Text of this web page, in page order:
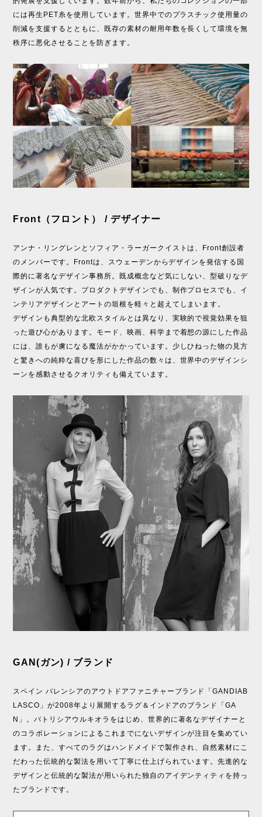
には再生PET糸を使用しています。世界中でのプラスチック使用量の
削減を支援するとともに、既存の素材の耐用年数を長くして環境を無
秩序に悪化させることを防ぎます。
Front（フロント） / デザイナー
アンナ・リングレンとソフィア・ラーガークイストは、Front創設者
のメンバーです。Frontは、スウェーデンからデザインを発信する国
際的に著名なデザイン事務所。既成概念など気にしない、型破りなデ
ザインが人気です。プロダクトデザインでも、制作プロセスでも、イ
ンテリアデザインとアートの垣根を軽々と超えてしまいます。
デザインも典型的な北欧スタイルとは異なり、実験的で視覚効果を狙
った遊び心があります。モード、映画、科学まで着想の源にした作品
には、誰もが虜になる魔法がかかっています。少しひねった物の見方
と驚きへの純粋な喜びを形にした作品の数々は、世界中のデザインシ
ーンを感動させるクオリティも備えています。
GAN(ガン) / ブランド
スペイン バレンシアのアウトドアファニチャーブランド「GANDIAB
LASCO」が2008年より展開するラグ＆インドアのブランド「GA
N」。パトリシアウルキオラをはじめ、世界的に著名なデザイナーと
のコラボレーションによるこれまでにないデザインが注目を集めてい
ます。また、すべてのラグはハンドメイドで製作され、自然素材にこ
だわった伝統的な製法を用いて丁寧に仕上げられています。先進的な
デザインと伝統的な製法が用いられた独自のアイデンティティを持っ
たブランドです。